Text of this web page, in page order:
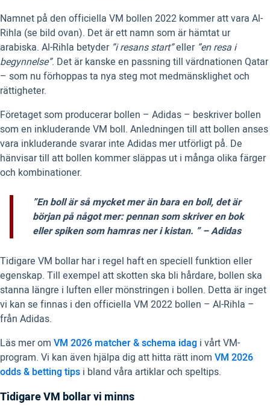
Namnet på den officiella VM bollen 2022 kommer att vara Al-
Rihla (se bild ovan). Det är ett namn som är hämtat ur
arabiska. Al-Rihla betyder”i resans start”eller ”en resa i
begynnelse”. Det är kanske en passning till värdnationen Qatar
– som nu förhoppas ta nya steg mot medmänsklighet och
rättigheter.
Företaget som producerar bollen – Adidas – beskriver bollen
som en inkluderande VM boll. Anledningen till att bollen anses
vara inkluderande svarar inte Adidas mer utförligt på. De
hänvisar till att bollen kommer släppas ut i många olika färger
och kombinationer.
”En boll är så mycket mer än bara en boll, det är
början på något mer: pennan som skriver en bok
eller spiken som hamras ner i kistan. ” – Adidas
Tidigare VM bollar har i regel haft en speciell funktion eller
egenskap. Till exempel att skotten ska bli hårdare, bollen ska
stanna längre i luften eller mönstringen i bollen. Detta är inget
vi kan se finnas i den officiella VM 2022 bollen – Al-Rihla –
från Adidas.
Läs mer om VM 2026 matcher & schema idag i vårt VM-
program. Vi kan även hjälpa dig att hitta rätt inom VM 2026
odds & betting tips i bland våra artiklar och speltips.
Tidigare VM bollar vi minns